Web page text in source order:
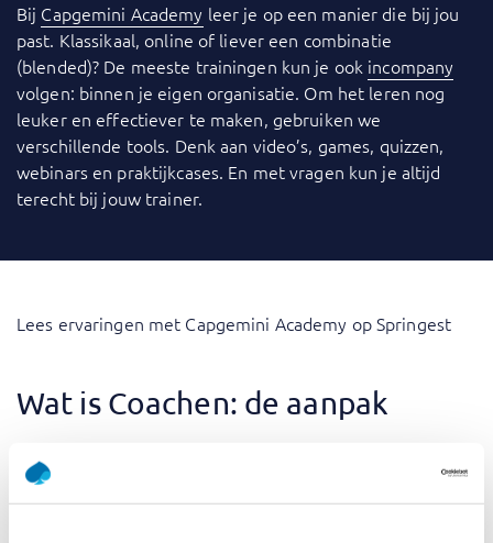
Bij Capgemini Academy leer je op een manier die bij jou
past. Klassikaal, online of liever een combinatie
(blended)? De meeste trainingen kun je ook incompany
volgen: binnen je eigen organisatie. Om het leren nog
leuker en effectiever te maken, gebruiken we
verschillende tools. Denk aan video’s, games, quizzen,
webinars en praktijkcases. En met vragen kun je altijd
terecht bij jouw trainer.
Lees ervaringen met Capgemini Academy op Springest
Wat is Coachen: de aanpak
gaan hand in hand. Daarom besteden organisaties
aandacht aan de professionele en persoonlijke groei van